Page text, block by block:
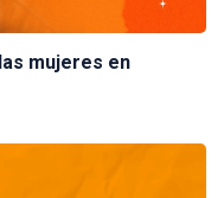
mujeres en